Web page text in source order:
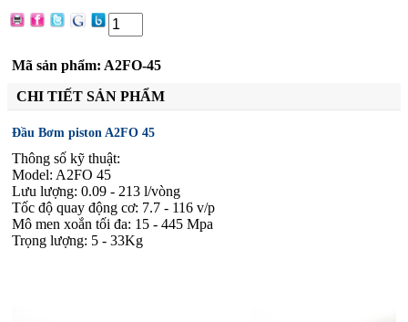
Mã sản phẩm: A2FO-45
CHI TIẾT SẢN PHẨM
Đầu Bơm piston A2FO 45
Thông số kỹ thuật:
Model: A2FO 45
Lưu lượng: 0.09 - 213 l/vòng
Tốc độ quay động cơ: 7.7 - 116 v/p
Mô men xoắn tối đa: 15 - 445 Mpa
Trọng lượng: 5 - 33Kg